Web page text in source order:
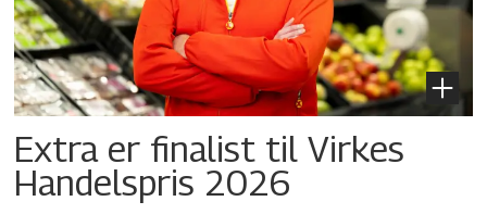
Extra er finalist til Virkes
Handelspris 2026